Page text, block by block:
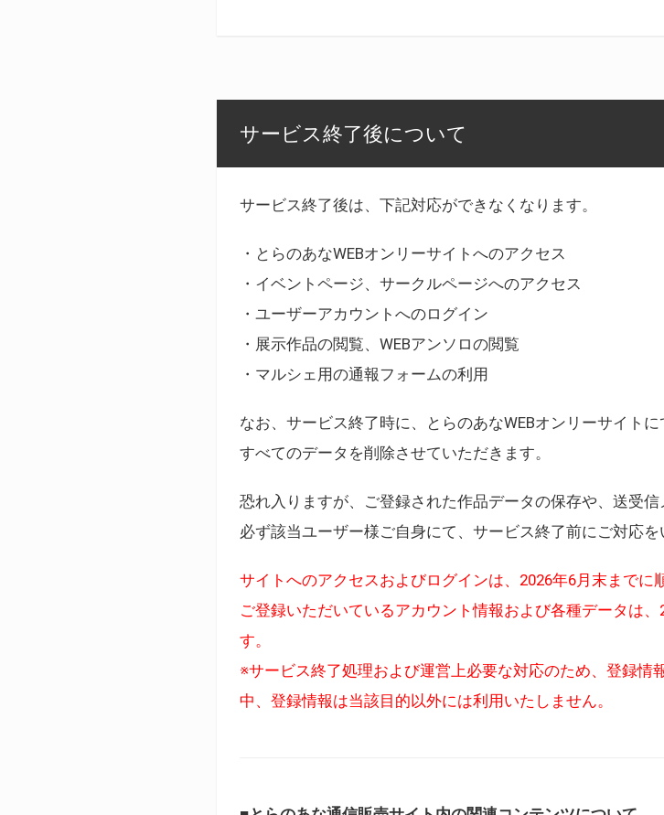
サービス終了後について
サービス終了後は、下記対応ができなくなります。
・とらのあなWEBオンリーサイトへのアクセス
・イベントページ、サークルページへのアクセス
・ユーザーアカウントへのログイン
・展示作品の閲覧、WEBアンソロの閲覧
・マルシェ用の通報フォームの利用
なお、サービス終了時に、とらのあなWEBオンリーサイト
すべてのデータを削除させていただきます。
恐れ入りますが、ご登録された作品データの保存や、送受
必ず該当ユーザー様ご自身にて、サービス終了前にご対応を
サイトへのアクセスおよびログインは、2026年6月末までに
ご登録いただいているアカウント情報および各種データは
す。
※サービス終了処理および運営上必要な対応のため、登録情
中、登録情報は当該目的以外には利用いたしません。